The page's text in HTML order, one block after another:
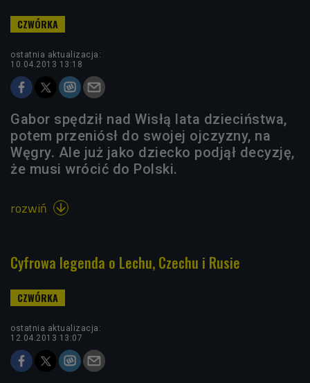
ostatnia aktualizacja:
10.04.2013 13:18
Gabor spędził nad Wisłą lata dzieciństwa,
potem przeniósł do swojej ojczyzny, na
Węgry. Ale już jako dziecko podjął decyzję,
że musi wrócić do Polski.
rozwiń 
Cyfrowa legenda o Lechu, Czechu i Rusie
ostatnia aktualizacja:
12.04.2013 13:07